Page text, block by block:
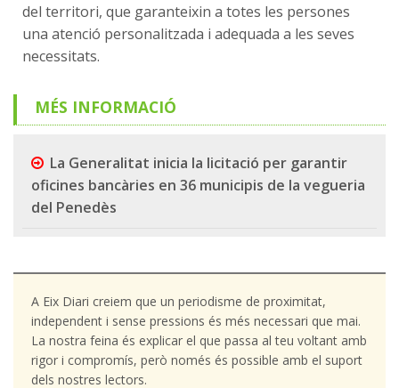
del territori, que garanteixin a totes les persones
una atenció personalitzada i adequada a les seves
necessitats.
MÉS INFORMACIÓ
La Generalitat inicia la licitació per garantir
oficines bancàries en 36 municipis de la vegueria
del Penedès
A Eix Diari creiem que un periodisme de proximitat,
independent i sense pressions és més necessari que mai.
La nostra feina és explicar el que passa al teu voltant amb
rigor i compromís, però només és possible amb el suport
dels nostres lectors.